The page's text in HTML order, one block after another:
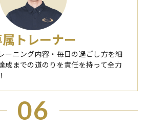
トレーナー
ーニング内容・毎日の過ごし方を細
成までの道のりを責任を持って全力
06